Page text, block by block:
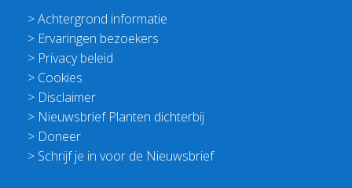
>Achtergrond informatie
> Ervaringen bezoekers
> Privacy beleid
> Cookies
> Disclaimer
> Nieuwsbrief Planten dichterbij
> Doneer
> Schrijf je in voor de Nieuwsbrief